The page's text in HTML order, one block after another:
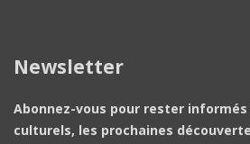
Newsletter
Abonnez-vous pour rester
culturels, les prochaines